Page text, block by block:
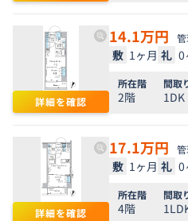
詳細を確認
14.1万円
敷 1ヶ月 礼 0
所在階
2階
間取
1DK
詳細を確認
17.1万円
敷 1ヶ月 礼 0
所在階
4階
間取